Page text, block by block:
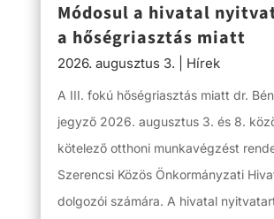
Módosul a hivatal
a hőségriasztás miatt
2026. augusztus 3. Hírek
A III. fokú hőségriasztás miatt dr.
jegyző 2026. augusztus 3. és 8.
kötelező otthoni munkavégzést
Szerencsi Közös Önkormányzati
dolgozói számára. A hivatal